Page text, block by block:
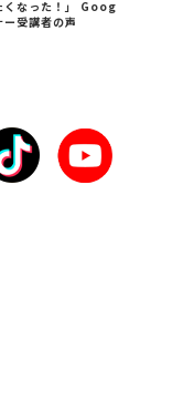
くなった！」 Goog
受講者の声